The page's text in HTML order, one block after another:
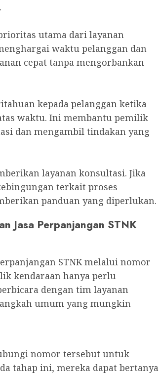
utama dari layanan
waktu pelanggan dan
cepat tanpa mengorbankan
kepada pelanggan ketika
waktu. Ini membantu pemilik
dan mengambil tindakan yang
layanan konsultasi. Jika
terkait proses
panduan yang diperlukan.
Jasa Perpanjangan STNK
STNK melalui nomor
kendaraan hanya perlu
dengan tim layanan
umum yang mungkin
nomor tersebut untuk
tahap ini, mereka dapat bertanya